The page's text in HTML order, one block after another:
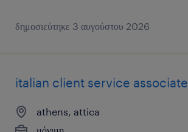
δημοσιεύτηκε 3 αυγούστου 2026
italian client service associate
athens, attica